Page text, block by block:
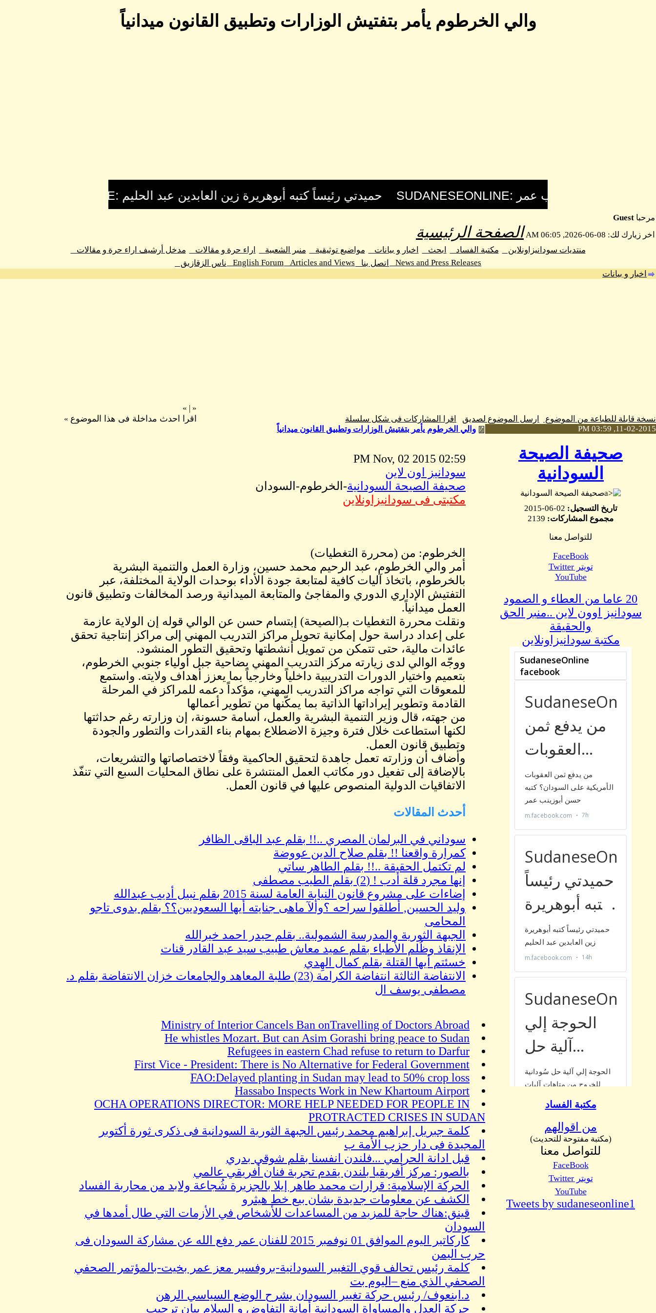
والي الخرطوم يأمر بتفتيش الوزارات وتطبيق القانون ميدانياً
مرحبا Guest
اخر زيارك لك: 08-06-2026, 06:05 AM
الصفحة الرئيسية
منتديات سودانيزاونلاين مكتبة الفساد ابحث اخبار و بيانات مواضيع توثيقية منبر الشعبية اراء حرة و مقالات
مدخل أرشيف اراء حرة و مقالات
News and Press Releases
اتصل بنا Articles and Views
English Forum
ناس الزقازيق
اخبار و بيانات
نسخة قابلة للطباعة من الموضوع ارسل الموضوع لصديق اقرا المشاركات فى شكل سلسلة
«
|
»
اقرا احدث مداخلة فى هذا الموضوع »
11-02-2015, 03:59 PM
صحيفة الصيحة
السودانية
صحيفة الصيحة السودانية
تاريخ التسجيل:
مجموع المشاركات:
للتواصل معنا
FaceBook
تويتر Twitter
YouTube
20 عاما من العطاء و الصمود
سودانيز اوون لاين ..منبر الحق
والحقيقة
مكتبة سودانيزاونلاين
مكتبة الفساد
من اقوالهم
(مكتبة مفتوحة للتحديث)
للتواصل معنا
FaceBook
تويتر Twitter
YouTube
Tweets by sudaneseonline1
والي الخرطوم يأمر بتفتيش الوزارات وتطبيق القانون ميدانياً
02:59 PM Nov, 02 2015
سودانيز اون لاين
صحيفة الصيحة السودانية-الخرطوم-السودان
مكتبتى فى سودانيزاونلاين
الخرطوم: من (محررة التغطيات)
أمر والي الخرطوم، عبد الرحيم محمد حسين، وزارة العمل والتنمية البشرية
بالخرطوم، باتخاذ آليات كافية لمتابعة جودة الأداء بوحدات الولاية المختلفة، عبر
التفتيش الإداري الدوري والمفاجئ والمتابعة الميدانية ورصد المخالفات وتطبيق قانون
العمل ميدانياً.
ونقلت محررة التغطيات بـ(الصيحة) إبتسام حسن عن الوالي قوله إن الولاية عازمة
على إعداد دراسة حول إمكانية تحويل مراكز التدريب المهني إلى مراكز إنتاجية تحقق
عائدات مالية، حتى تتمكن من تمويل أنشطتها وتحقيق التطور المنشود.
ووجّه الوالي لدى زيارته مركز التدريب المهني بضاحية جبل أولياء جنوبي الخرطوم،
بتعميم واختيار الدورات التدريبية داخلياً وخارجياً بما يعزز أهداف ولايته. واستمع
للمعوقات التي تواجه مراكز التدريب المهني، مؤكداً دعمه للمراكز في المرحلة
القادمة وتطوير إيراداتها الذاتية بما يمكّنها من تطوير أعمالها
من جهته، قال وزير التنمية البشرية والعمل، أسامة حسونة، إن وزارته رغم حداثتها
لكنها استطاعت خلال فترة وجيزة الاضطلاع بمهام بناء القدرات والتطور والجودة
وتطبيق قانون العمل.
وأضاف أن وزارته تعمل جاهدة لتحقيق الحاكمية وفقاً لاختصاصاتها والتشريعات،
بالإضافة إلى تفعيل دور مكاتب العمل المنتشرة على نطاق المحليات السبع التي تنفّذ
الاتفاقيات الدولية المنصوص عليها في قانون العمل.
أحدث المقالات
سوداني في البرلمان المصري ..!! بقلم عبد الباقى الظافر
كمرارة واقعنا !! بقلم صلاح الدين عووضة
لم تكتمل الحقيقة ..!! بقلم الطاهر ساتي
إنها مجرد قلة أدب ! (2) بقلم الطيب مصطفى
إضاءات على مشروع قانون النيابة العامة لسنة 2015 بقلم نبيل أديب عبدالله
وليد الحسين, أطلقوا سراحه ؟وألآ ماهى جنايته أيها السعوديين؟؟ بقلم بدوى تاجو
المحامى
الجبهة الثورية والمدرسة الشمولية.. بقلم حيدر احمد خيرالله
الإنقاذ وظُلم الأطباء بقلم عميد معاش طبيب سيد عبد القادر قنات
خسئتم أيها القتلة بقلم كمال الهِدي
الانتفاضة الثالثة انتفاضة الكرامة (23) طلبة المعاهد والجامعات خزان الانتفاضة بقلم د.
مصطفى يوسف ال
Ministry of Interior Cancels Ban onTravelling of Doctors Abroad
He whistles Mozart. But can Asim Gorashi bring peace to Sudan
Refugees in eastern Chad refuse to return to Darfur
First Vice - President: There is No Alternative for Federal Government
FAO:Delayed planting in Sudan may lead to 50% crop loss
Hassabo Inspects Work in New Khartoum Airport
OCHA OPERATIONS DIRECTOR: MORE HELP NEEDED FOR PEOPLE IN
PROTRACTED CRISES IN SUDAN
كلمة جبريل إبراهيم محمد رئيس الجبهة الثورية السودانية فى ذكرى ثورة أكتوبر
المجيدة فى دار حزب الأمة ب
قبل ادانة الحرامي ...فلندن انفسنا بقلم شوقي بدري
بالصور: مركز أفريقيا بلندن يقدم تجربة فنان أفريقي عالمي
الحركة الإسلامية: قرارات محمد طاهر إيلا بالجزيرة شُجاعة ولابد من محاربة الفساد
الكشف عن معلومات جديدة بشان بيع خط هيثرو
قينق:هناك حاجة للمزيد من المساعدات للأشخاص في الأزمات التي طال أمدها في
السودان
كاركاتير اليوم الموافق 01 نوفمبر 2015 للفنان عمر دفع الله عن مشاركة السودان فى
حرب اليمن
كلمة رئيس تحالف قوي التغيير السودانية-بروفسير معز عمر بخيت-بالمؤتمر الصحفي
الصحفي الذي منع –اليوم بت
د.ابنعوف/ رئيس حركة تغيير السودان يشرح الوضع السياسي الرهن
حركة العدل والمساواة السودانية أمانة التفاوض و السلام بيان ترحيب